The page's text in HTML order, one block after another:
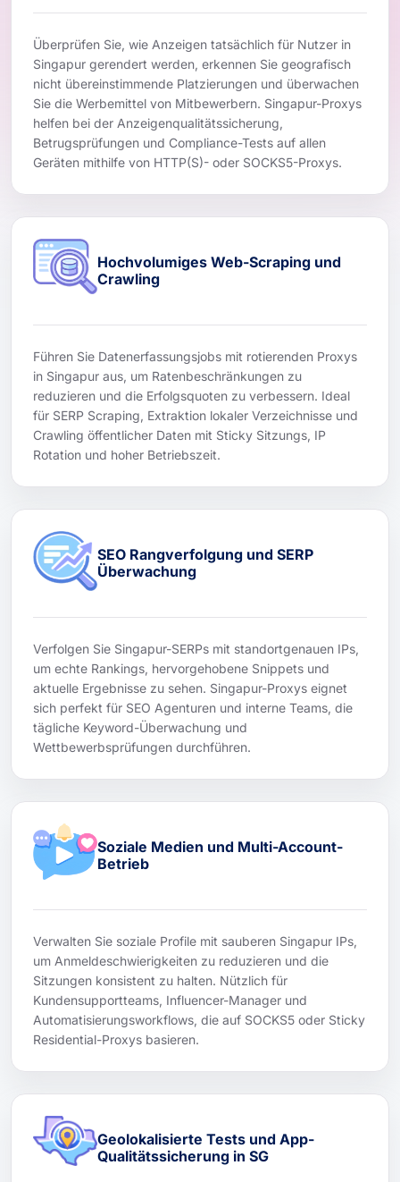
Überprüfen Sie, wie Anzeigen tatsächlich für Nutzer in
Singapur gerendert werden, erkennen Sie geografisch
nicht übereinstimmende Platzierungen und überwachen
Sie die Werbemittel von Mitbewerbern. Singapur-Proxys
helfen bei der Anzeigenqualitätssicherung,
Betrugsprüfungen und Compliance-Tests auf allen
Geräten mithilfe von HTTP(S)- oder SOCKS5-Proxys.
Hochvolumiges Web-Scraping und
Crawling
Führen Sie Datenerfassungsjobs mit rotierenden Proxys
in Singapur aus, um Ratenbeschränkungen zu
reduzieren und die Erfolgsquoten zu verbessern. Ideal
für SERP Scraping, Extraktion lokaler Verzeichnisse und
Crawling öffentlicher Daten mit Sticky Sitzungs, IP
Rotation und hoher Betriebszeit.
SEO Rangverfolgung und SERP
Überwachung
Verfolgen Sie Singapur-SERPs mit standortgenauen IPs,
um echte Rankings, hervorgehobene Snippets und
aktuelle Ergebnisse zu sehen. Singapur-Proxys eignet
sich perfekt für SEO Agenturen und interne Teams, die
tägliche Keyword-Überwachung und
Wettbewerbsprüfungen durchführen.
Soziale Medien und Multi-Account-
Betrieb
Verwalten Sie soziale Profile mit sauberen Singapur IPs,
um Anmeldeschwierigkeiten zu reduzieren und die
Sitzungen konsistent zu halten. Nützlich für
Kundensupportteams, Influencer-Manager und
Automatisierungsworkflows, die auf SOCKS5 oder Sticky
Residential-Proxys basieren.
Geolokalisierte Tests und App-
Qualitätssicherung in SG